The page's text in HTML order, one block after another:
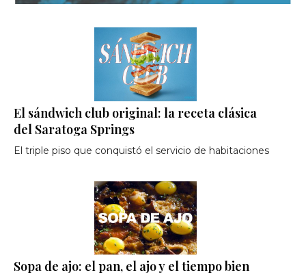
El sándwich club original: la receta clásica
del Saratoga Springs
El triple piso que conquistó el servicio de habitaciones
Sopa de ajo: el pan, el ajo y el tiempo bien